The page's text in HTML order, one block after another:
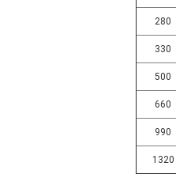
280
330
500
660
990
1320